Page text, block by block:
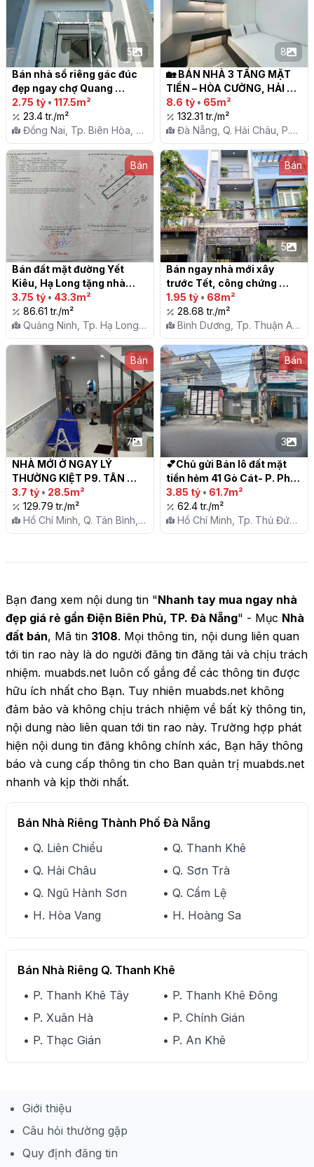
5
Bán nhà sổ riêng gác đúc
đẹp ngay chợ Quang
Thắng, Trảng Dài
2.75 tỷ • 117.5m²
23.4 tr./m²
Đồng Nai, Tp. Biên Hòa, P.
Trảng Dài
8
🏡 BÁN NHÀ 3 TẦNG MẶT
TIỀN – HÒA CƯỜNG, HẢI
CHÂU, ĐÀ NẴNG
8.6 tỷ • 65m²
132.31 tr./m²
Đà Nẵng, Q. Hải Châu, P.
Hòa Cường Nam
Bán
Bán đất mặt đường Yết
Kiêu, Hạ Long tặng nhà
3.75 tỷ • 43.3m²
86.61 tr./m²
Quảng Ninh, Tp. Hạ Long,
P. Trần Hưng Đạo
Bán
5
Bán ngay nhà mới xây
trước Tết, công chứng
trong ngày, dọn vào ở liền
1.95 tỷ • 68m²
28.68 tr./m²
Bình Dương, Tp. Thuận An,
P. An Phú
Bán
7
NHÀ MỚI Ở NGAY LÝ
THƯỜNG KIỆT P9. TÂN
BÌNH - HẺM NHỰA THÔNG
TỨ TUNG - GẦN TRƯỜNG
HỌC, CHỢ, SIÊU THỊ -
34M2, 2 TẦNG, 2PN, 2WC -
3.7 tỷ • 28.5m²
129.79 tr./m²
Hồ Chí Minh, Q. Tân Bình,
P. 9
Bán
3
💕Chủ gửi Bán lô đất mặt
tiền hẻm 41 Gò Cát- P. Phú
Hữu- TP. Thủ Đức.
3.85 tỷ • 61.7m²
62.4 tr./m²
Hồ Chí Minh, Tp. Thủ Đức,
P. Phú Hữu
Bạn đang xem nội dung tin "Nhanh tay mua ngay nhà
đẹp giá rẻ gần Điện Biên Phủ, TP. Đà Nẵng" - Mục Nhà
đất bán, Mã tin 3108. Mọi thông tin, nội dung liên quan
tới tin rao này là do người đăng tin đăng tải và chịu trách
nhiệm. muabds.net luôn cố gắng để các thông tin được
hữu ích nhất cho Bạn. Tuy nhiên muabds.net không
đảm bảo và không chịu trách nhiệm về bất kỳ thông tin,
nội dung nào liên quan tới tin rao này. Trường hợp phát
hiện nội dung tin đăng không chính xác, Bạn hãy thông
báo và cung cấp thông tin cho Ban quản trị muabds.net
nhanh và kịp thời nhất.
Bán Nhà Riêng Thành Phố Đà Nẵng
• Q. Liên Chiểu
• Q. Thanh Khê
• Q. Hải Châu
• Q. Sơn Trà
• Q. Ngũ Hành Sơn
• Q. Cẩm Lệ
• H. Hòa Vang
• H. Hoàng Sa
Bán Nhà Riêng Q. Thanh Khê
• P. Thanh Khê Tây
• P. Thanh Khê Đông
• P. Xuân Hà
• P. Chính Gián
• P. Thạc Gián
• P. An Khê
Giới thiệu
Câu hỏi thường gặp
Quy định đăng tin